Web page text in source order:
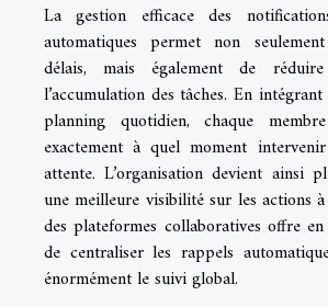
La gestion efficace des
automatiques permet non
délais, mais également de
l’accumulation des tâches. En
planning quotidien, chaque
exactement à quel moment
attente. L’organisation devient ainsi
une meilleure visibilité sur les actions
des plateformes collaboratives offre
de centraliser les rappels
énormément le suivi global.